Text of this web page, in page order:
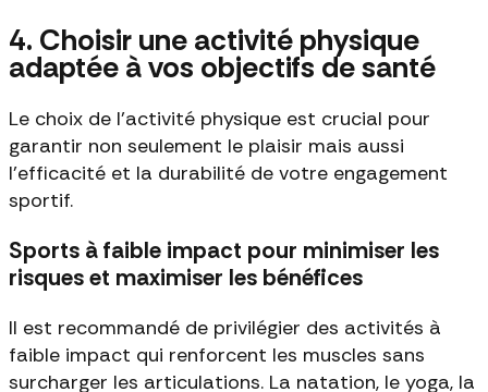
4. Choisir une activité physique
adaptée à vos objectifs de santé
Le choix de l'activité physique est crucial pour
garantir non seulement le plaisir mais aussi
l'efficacité et la durabilité de votre engagement
sportif.
Sports à faible impact pour minimiser les
risques et maximiser les bénéfices
Il est recommandé de privilégier des activités à
faible impact qui renforcent les muscles sans
surcharger les articulations. La natation, le yoga, la